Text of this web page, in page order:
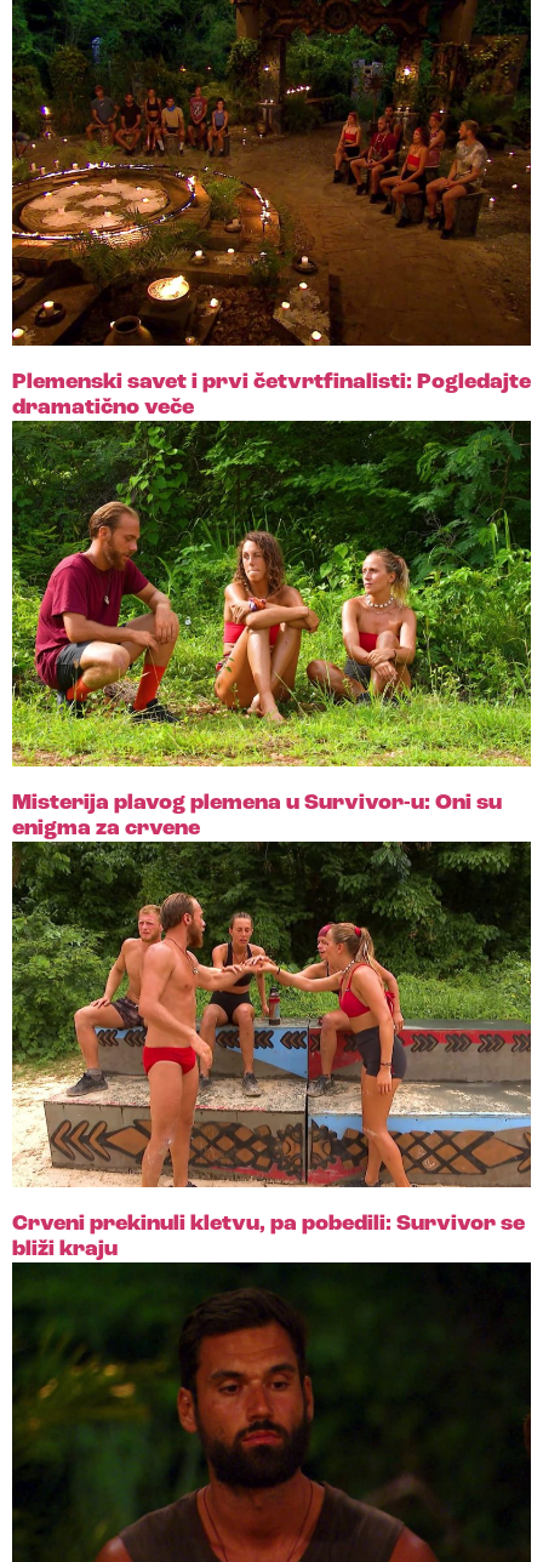
Plemenski savet i prvi četvrtfinalisti: Pogledajte
dramatično veče
Misterija plavog plemena u Survivor-u: Oni su
enigma za crvene
Crveni prekinuli kletvu, pa pobedili: Survivor se
bliži kraju